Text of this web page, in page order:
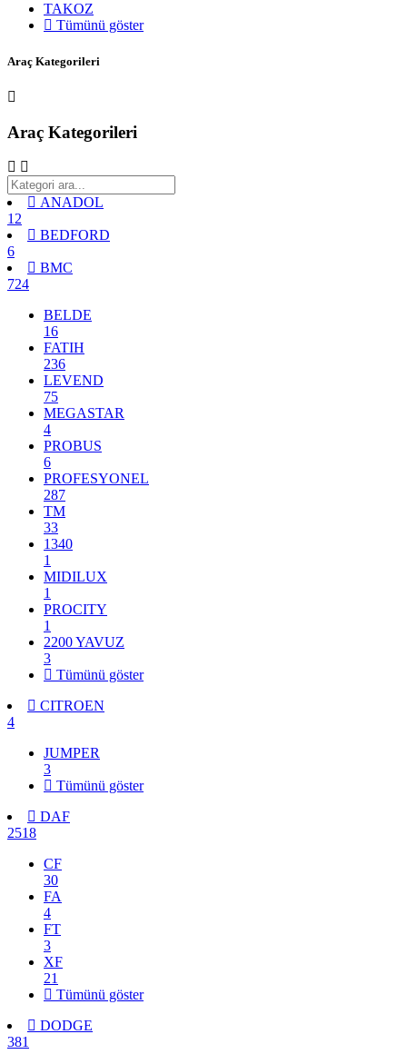
TAKOZ
Tümünü göster
Araç Kategorileri
Araç Kategorileri
ANADOL
12
BEDFORD
6
BMC
724
BELDE
16
FATIH
236
LEVEND
75
MEGASTAR
4
PROBUS
6
PROFESYONEL
287
TM
33
1340
1
MIDILUX
1
PROCITY
1
2200 YAVUZ
3
Tümünü göster
CITROEN
4
JUMPER
3
Tümünü göster
DAF
2518
CF
30
FA
4
FT
3
XF
21
Tümünü göster
DODGE
381